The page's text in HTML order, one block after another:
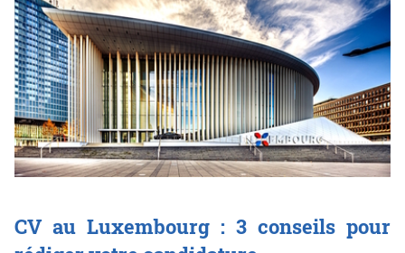
CV au Luxembourg : 3 conseils pour